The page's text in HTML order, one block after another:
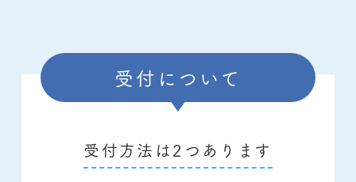
受付について
受付方法は2つあります